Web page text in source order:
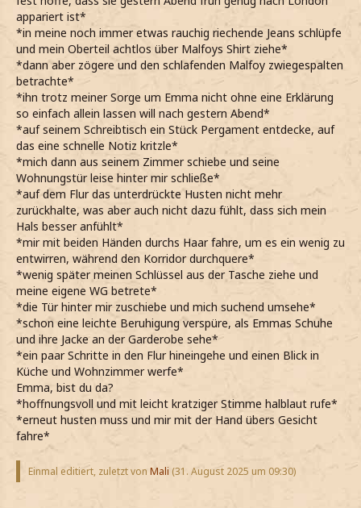
appariert ist*
*in meine noch immer etwas rauchig riechende Jeans schlüpfe
und mein Oberteil achtlos über Malfoys Shirt ziehe*
*dann aber zögere und den schlafenden Malfoy zwiegespalten
betrachte*
*ihn trotz meiner Sorge um Emma nicht ohne eine Erklärung
so einfach allein lassen will nach gestern Abend*
*auf seinem Schreibtisch ein Stück Pergament entdecke, auf
das eine schnelle Notiz kritzle*
*mich dann aus seinem Zimmer schiebe und seine
Wohnungstür leise hinter mir schließe*
*auf dem Flur das unterdrückte Husten nicht mehr
zurückhalte, was aber auch nicht dazu fühlt, dass sich mein
Hals besser anfühlt*
*mir mit beiden Händen durchs Haar fahre, um es ein wenig zu
entwirren, während den Korridor durchquere*
*wenig später meinen Schlüssel aus der Tasche ziehe und
meine eigene WG betrete*
*die Tür hinter mir zuschiebe und mich suchend umsehe*
*schon eine leichte Beruhigung verspüre, als Emmas Schuhe
und ihre Jacke an der Garderobe sehe*
*ein paar Schritte in den Flur hineingehe und einen Blick in
Küche und Wohnzimmer werfe*
Emma, bist du da?
*hoffnungsvoll und mit leicht kratziger Stimme halblaut rufe*
*erneut husten muss und mir mit der Hand übers Gesicht
fahre*
Einmal editiert, zuletzt von Mali (31. August 2025 um 09:30)